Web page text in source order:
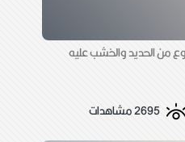
من الحديد والخشب عليه
2695 مشاهدات